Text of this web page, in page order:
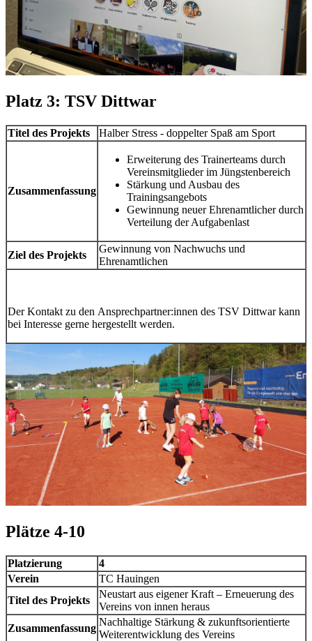
Platz 3: TSV Dittwar
Titel des Projekts Halber Stress - doppelter Spaß am Sport
Zusammenfassung
Erweiterung des Trainerteams durch
Vereinsmitglieder im Jüngstenbereich
Stärkung und Ausbau des
Trainingsangebots
Gewinnung neuer Ehrenamtlicher durch
Verteilung der Aufgabenlast
Ziel des Projekts
Gewinnung von Nachwuchs und
Ehrenamtlichen
Der Kontakt zu den Ansprechpartner:innen des TSV Dittwar kann
bei Interesse gerne hergestellt werden.
Plätze 4-10
Platzierung
4
Verein
TC Hauingen
Titel des Projekts
Neustart aus eigener Kraft – Erneuerung des
Vereins von innen heraus
Zusammenfassung
Nachhaltige Stärkung & zukunftsorientierte
Weiterentwicklung des Vereins